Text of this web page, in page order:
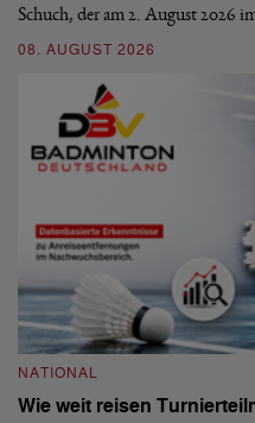
Schuch, der am 2. August 2026
08. AUGUST 2026
NATIONAL
Wie weit reisen